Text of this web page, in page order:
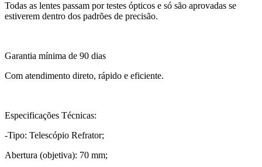
Todas as lentes passam por testes ópticos e só são aprovadas se
estiverem dentro dos padrões de precisão.
Garantia mínima de 90 dias
Com atendimento direto, rápido e eficiente.
Especificações Técnicas:
-Tipo: Telescópio Refrator;
Abertura (objetiva): 70 mm;